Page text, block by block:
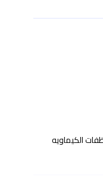
الكيماويه